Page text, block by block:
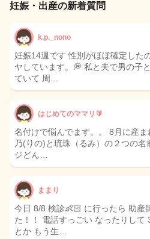
妊娠・出産の新着質問
k.p._nono
妊娠14週です 性別がほぼ確定した
ヤしています。💭 私と夫で男の子
ていて 周…
はじめてのママリ🔰
名付けで悩んでます。。 8月に産
乃(りの)と琉珠（るみ）の２つの
ジどん…
ままり
今日 8/8 検診👶🏻 に行ったら 助産
た！！ 電話すっごい なったりして
とか もう生…